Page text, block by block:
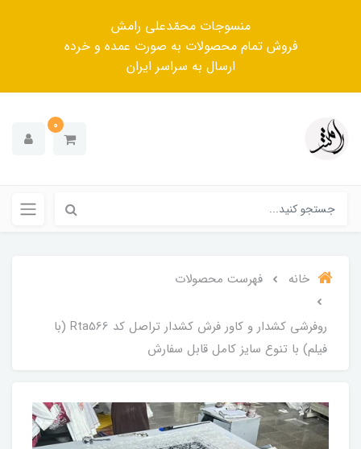
منسوجات محمّدعلی رامش
فروش تمام محصولات به صورت عمده و خرده
ارسال به سراسر ایران
0
خانه فهرست محصولات
روفرشی کشدار و کاور فرش کشدار تراصل کد Rta566 (با
فیلم) با تنوع سایز کامل قابل سفارش